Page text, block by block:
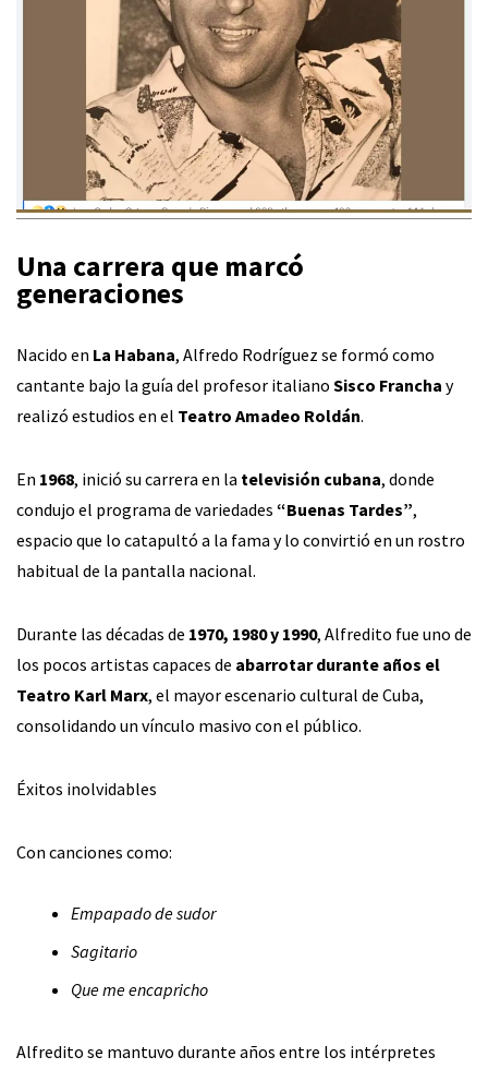
Una carrera que marcó
generaciones
Nacido en La Habana, Alfredo Rodríguez se formó como
cantante bajo la guía del profesor italiano Sisco Francha y
realizó estudios en el Teatro Amadeo Roldán.
En 1968, inició su carrera en la televisión cubana, donde
condujo el programa de variedades “Buenas Tardes”,
espacio que lo catapultó a la fama y lo convirtió en un rostro
habitual de la pantalla nacional.
Durante las décadas de 1970, 1980 y 1990, Alfredito fue uno de
los pocos artistas capaces de abarrotar durante años el
Teatro Karl Marx, el mayor escenario cultural de Cuba,
consolidando un vínculo masivo con el público.
Éxitos inolvidables
Con canciones como:
Empapado de sudor
Sagitario
Que me encapricho
Alfredito se mantuvo durante años entre los intérpretes